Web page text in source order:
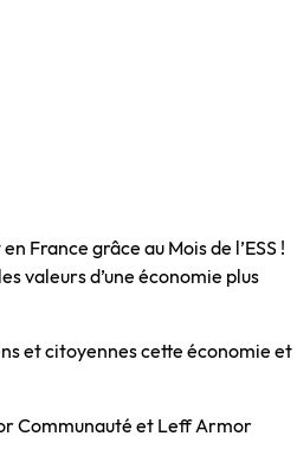
France grâce au Mois de l’ESS !
valeurs d’une économie plus
et citoyennes cette économie et
Communauté et Leff Armor